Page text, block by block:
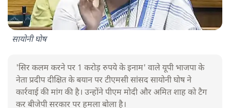
सायोनी घोष
'सिर कलम करने पर 1 करोड़ रुपये के इनाम' वाले यूपी भाजपा के
नेता प्रदीप दीक्षित के बयान पर टीएमसी सांसद सायोनी घोष ने
कार्रवाई की मांग की है। उन्होंने पीएम मोदी और अमित शाह को टैग
कर बीजेपी सरकार पर हमला बोला है।